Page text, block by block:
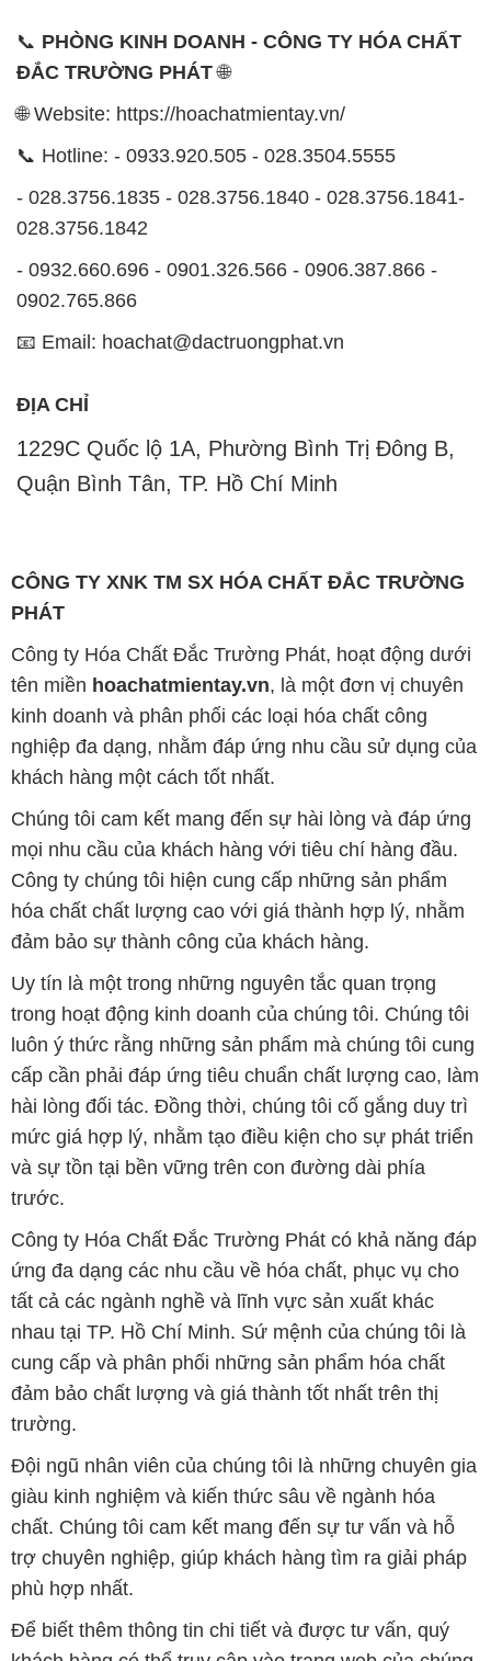
📞 PHÒNG KINH DOANH - CÔNG TY HÓA CHẤT
ĐẮC TRƯỜNG PHÁT🌐
🌐 Website: https://hoachatmientay.vn/
📞 Hotline: - 0933.920.505 - 028.3504.5555
- 028.3756.1835 - 028.3756.1840 - 028.3756.1841-
028.3756.1842
- 0932.660.696 - 0901.326.566 - 0906.387.866 -
0902.765.866
📧 Email: hoachat@dactruongphat.vn
ĐỊA CHỈ
1229C Quốc lộ 1A, Phường Bình Trị Đông B,
Quận Bình Tân, TP. Hồ Chí Minh
CÔNG TY XNK TM SX HÓA CHẤT ĐẮC TRƯỜNG
PHÁT
Công ty Hóa Chất Đắc Trường Phát, hoạt động dưới
tên miền hoachatmientay.vn, là một đơn vị chuyên
kinh doanh và phân phối các loại hóa chất công
nghiệp đa dạng, nhằm đáp ứng nhu cầu sử dụng của
khách hàng một cách tốt nhất.
Chúng tôi cam kết mang đến sự hài lòng và đáp ứng
mọi nhu cầu của khách hàng với tiêu chí hàng đầu.
Công ty chúng tôi hiện cung cấp những sản phẩm
hóa chất chất lượng cao với giá thành hợp lý, nhằm
đảm bảo sự thành công của khách hàng.
Uy tín là một trong những nguyên tắc quan trọng
trong hoạt động kinh doanh của chúng tôi. Chúng tôi
luôn ý thức rằng những sản phẩm mà chúng tôi cung
cấp cần phải đáp ứng tiêu chuẩn chất lượng cao, làm
hài lòng đối tác. Đồng thời, chúng tôi cố gắng duy trì
mức giá hợp lý, nhằm tạo điều kiện cho sự phát triển
và sự tồn tại bền vững trên con đường dài phía
trước.
Công ty Hóa Chất Đắc Trường Phát có khả năng đáp
ứng đa dạng các nhu cầu về hóa chất, phục vụ cho
tất cả các ngành nghề và lĩnh vực sản xuất khác
nhau tại TP. Hồ Chí Minh. Sứ mệnh của chúng tôi là
cung cấp và phân phối những sản phẩm hóa chất
đảm bảo chất lượng và giá thành tốt nhất trên thị
trường.
Đội ngũ nhân viên của chúng tôi là những chuyên gia
giàu kinh nghiệm và kiến thức sâu về ngành hóa
chất. Chúng tôi cam kết mang đến sự tư vấn và hỗ
trợ chuyên nghiệp, giúp khách hàng tìm ra giải pháp
phù hợp nhất.
Để biết thêm thông tin chi tiết và được tư vấn, quý